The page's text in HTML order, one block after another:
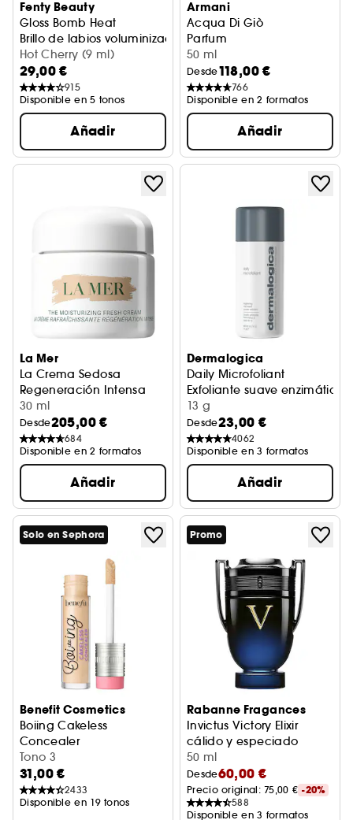
Fenty Beauty
Gloss Bomb Heat
Brillo de labios voluminizador
Hot Cherry (9 ml)
29,00 €
915
Disponible en 5 tonos
Añadir
Armani
Acqua Di Giò
Parfum
50 ml
Desde118,00 €
766
Disponible en 2 formatos
Añadir
La Mer
La Crema Sedosa
Regeneración Intensa
Crema Facial Hidratante
30 ml
Desde205,00 €
684
Disponible en 2 formatos
Añadir
Dermalogica
Daily Microfoliant
Exfoliante suave enzimático
13 g
Desde23,00 €
4062
Disponible en 3 formatos
Añadir
Solo en Sephora
Benefit Cosmetics
Boiing Cakeless
Concealer
Corrector de Ojeras de Alta Cobertura
Tono 3
31,00 €
2433
Disponible en 19 tonos
Promo
Rabanne Fragances
Invictus Victory Elixir
cálido y especiado
50 ml
Desde60,00 €
Precio original: 75,00 € -20%
588
Disponible en 3 formatos